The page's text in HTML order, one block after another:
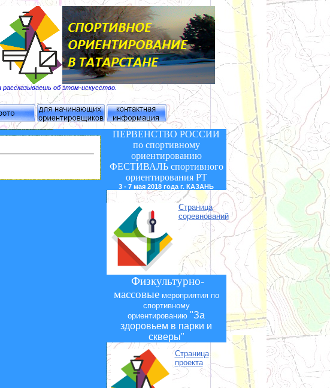
об этом-искусство.
ПЕРВЕНСТВО РОССИИ
по спортивному
ориентированию
ФЕСТИВАЛЬ спортивного
ориентирования РТ
3 - 7 мая 2018 года г. КАЗАНЬ
Страница
соревнований
Физкультурно-
массовыемероприятия по
спортивному
ориентированию "За
здоровьем в парки и
скверы"
Страница
проекта